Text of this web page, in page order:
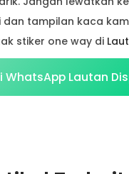
dan tampilan kaca
stiker one way di
WhatsApp Lautan